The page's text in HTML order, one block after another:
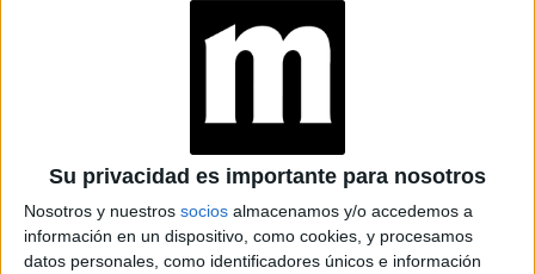
Su privacidad es importante para nosotros
Nosotros y nuestros socios almacenamos y/o accedemos a
información en un dispositivo, como cookies, y procesamos
datos personales, como identificadores únicos e información
Caras Noticias
Hombre
Parabrisas
Look
Luz Mía Lunateen Break BATimes